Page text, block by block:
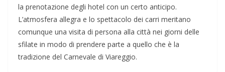
la prenotazione degli hotel con un certo anticipo.
L’atmosfera allegra e lo spettacolo dei carri meritano
comunque una visita di persona alla città nei giorni delle
sfilate in modo di prendere parte a quello che è la
tradizione del Carnevale di Viareggio.